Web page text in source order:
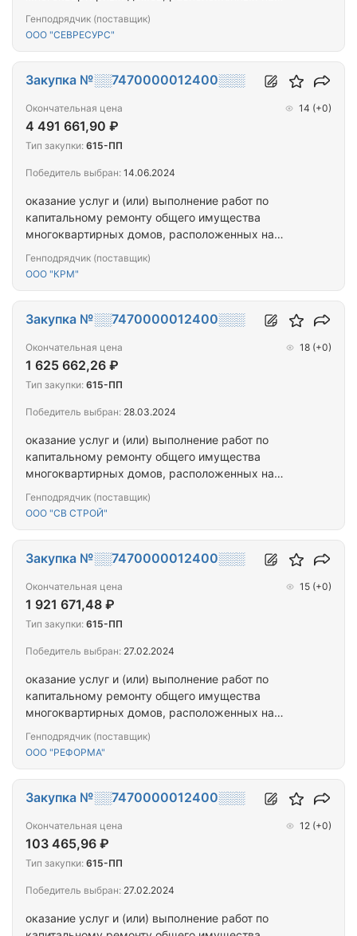
Генподрядчик (поставщик)
ООО "СЕВРЕСУРС"
оказание услуг и (или) выполнение работ по
капитальному ремонту общего имущества
многоквартирных домов, расположенных на
Генподрядчик (поставщик)
ООО "КРМ"
Закупка №░░7470000012400░░░
Окончательная цена
4 491 661,90 ₽
14 (+0)
Тип закупки: 615-ПП
Победитель выбран: 14.06.2024
оказание услуг и (или) выполнение работ по
капитальному ремонту общего имущества
многоквартирных домов, расположенных на
Генподрядчик (поставщик)
ООО "СВ СТРОЙ"
Закупка №░░7470000012400░░░
Окончательная цена
1 625 662,26 ₽
18 (+0)
Тип закупки: 615-ПП
Победитель выбран: 28.03.2024
оказание услуг и (или) выполнение работ по
капитальному ремонту общего имущества
многоквартирных домов, расположенных на
Генподрядчик (поставщик)
ООО "РЕФОРМА"
Закупка №░░7470000012400░░░
Окончательная цена
1 921 671,48 ₽
15 (+0)
Тип закупки: 615-ПП
Победитель выбран: 27.02.2024
оказание услуг и (или) выполнение работ по
Закупка №░░7470000012400░░░
Окончательная цена
103 465,96 ₽
12 (+0)
Тип закупки: 615-ПП
Победитель выбран: 27.02.2024